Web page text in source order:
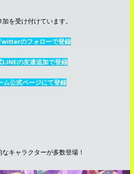
を受け付けています。
のフォローで登録
LINEの友達追加で登録
ム公式ページにて登録
キャラクターが多数登場！